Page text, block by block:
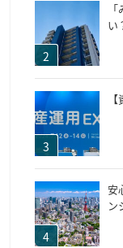
い
安
ン